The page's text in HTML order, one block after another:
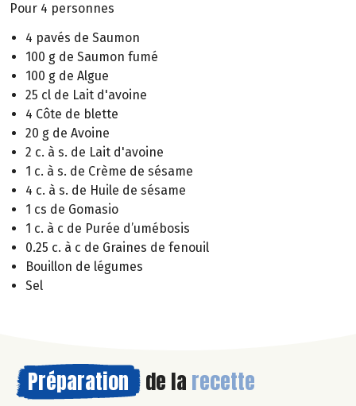
Pour 4 personnes
4 pavés de Saumon
100 g de Saumon fumé
100 g de Algue
25 cl de Lait d'avoine
4 Côte de blette
20 g de Avoine
2 c. à s. de Lait d'avoine
1 c. à s. de Crème de sésame
4 c. à s. de Huile de sésame
1 cs de Gomasio
1 c. à c de Purée d’umébosis
0.25 c. à c de Graines de fenouil
Bouillon de légumes
Sel
Préparation de la recette